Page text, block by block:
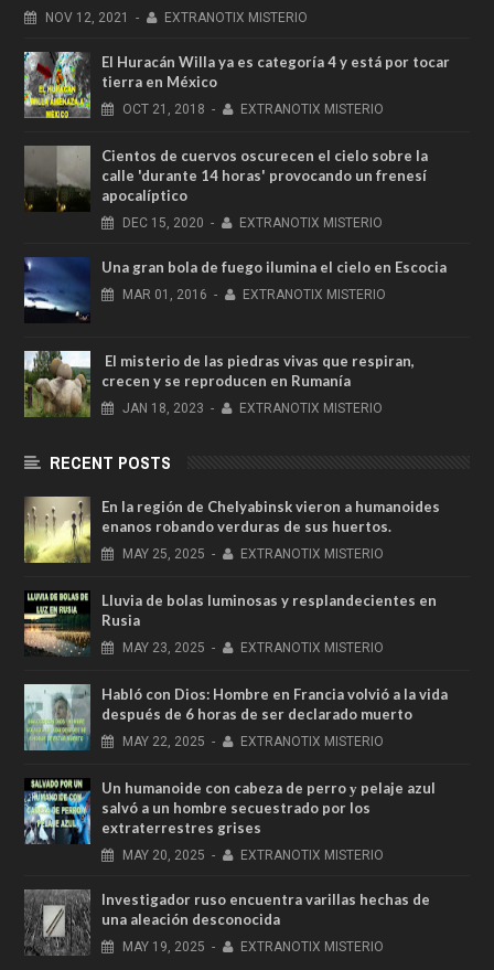
NOV 12, 2021 - EXTRANOTIX MISTERIO
El Huracán Willa ya es categoría 4 y está por tocar
tierra en México
OCT 21, 2018 - EXTRANOTIX MISTERIO
Cientos de cuervos oscurecen el cielo sobre la
calle 'durante 14 horas' provocando un frenesí
apocalíptico
DEC 15, 2020 - EXTRANOTIX MISTERIO
Una gran bola de fuego ilumina el cielo en Escocia
MAR 01, 2016 - EXTRANOTIX MISTERIO
El misterio de las piedras vivas que respiran,
crecen y se reproducen en Rumanía
JAN 18, 2023 - EXTRANOTIX MISTERIO
RECENT POSTS
En la región de Chelyabinsk vieron a humanoides
enanos robando verduras de sus huertos.
MAY 25, 2025 - EXTRANOTIX MISTERIO
Lluvia de bolas luminosas y resplandecientes en
Rusia
MAY 23, 2025 - EXTRANOTIX MISTERIO
Habló con Dios: Hombre en Francia volvió a la vida
después de 6 horas de ser declarado muerto
MAY 22, 2025 - EXTRANOTIX MISTERIO
Un humanoide con cabeza de perro у pelaje azul
salvó a un hombre secuestrado por los
extraterrestres grises
MAY 20, 2025 - EXTRANOTIX MISTERIO
Investigador ruso encuentra varillas hechas de
una aleación desconocida
MAY 19, 2025 - EXTRANOTIX MISTERIO